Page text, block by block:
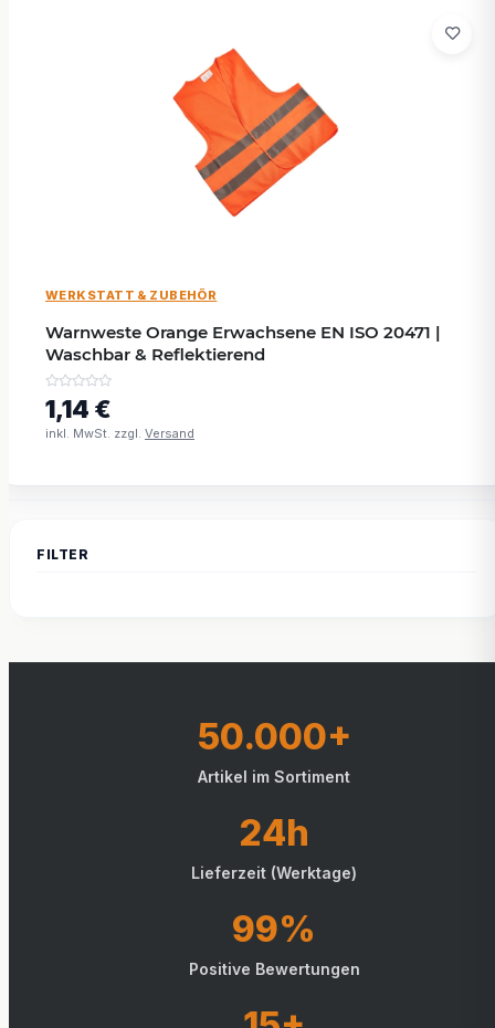
WERKSTATT & ZUBEHÖR
Warnweste Orange Erwachsene EN ISO 20471 |
Waschbar & Reflektierend
1,14 €
inkl. MwSt. zzgl. Versand
50.000+
Artikel im Sortiment
24h
Lieferzeit (Werktage)
99%
Positive Bewertungen